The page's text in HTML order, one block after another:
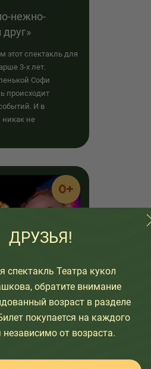
нежно-
этот спектакль для
3-х лет.
Софи
происходит
И в
никак не
0+
ДРУЗЬЯ!
спектакль Театра кукол
обратите внимание
возраст в разделе
покупается на каждого
независимо от возраста.